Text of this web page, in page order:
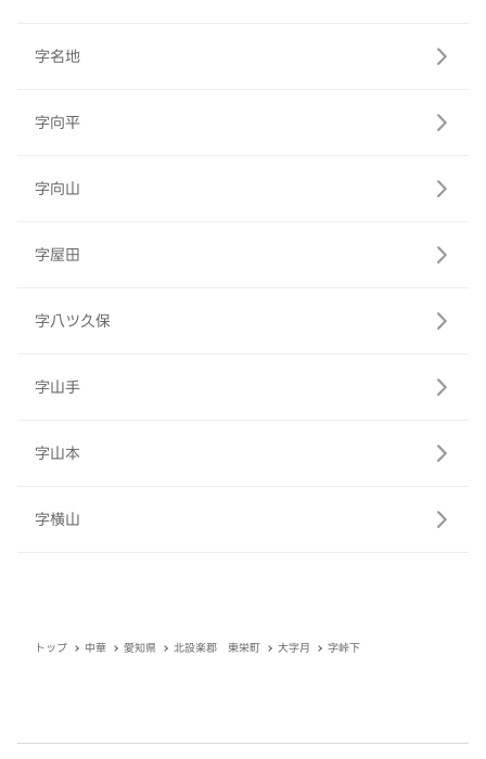
字名地
字向平
字向山
字屋田
字八ツ久保
字山手
字山本
字横山
トップ 中華 愛知県 北設楽郡 東栄町 大字月 字峠下